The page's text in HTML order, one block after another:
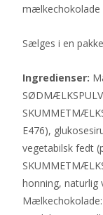
mælkechokolade
Sælges i en
Ingredienser:
E476),
vegetabilsk fedt
honning, naturlig